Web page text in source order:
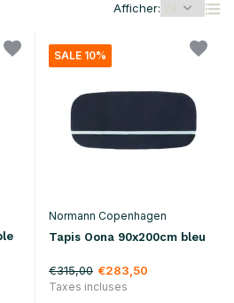
Afficher:
SALE 10%
Normann Copenhagen
Tapis Oona 90x200cm bleu
€315,00 €283,50
Taxes incluses